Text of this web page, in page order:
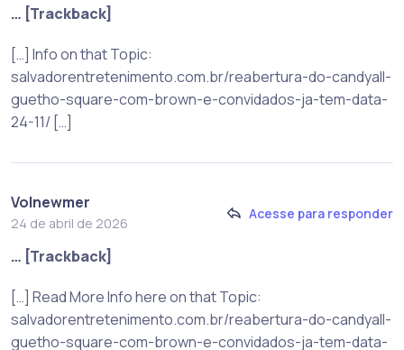
… [Trackback]
[…] Info on that Topic:
salvadorentretenimento.com.br/reabertura-do-candyall-
guetho-square-com-brown-e-convidados-ja-tem-data-
24-11/ […]
Volnewmer
24 de abril de 2026
Acesse para responder
… [Trackback]
[…] Read More Info here on that Topic:
salvadorentretenimento.com.br/reabertura-do-candyall-
guetho-square-com-brown-e-convidados-ja-tem-data-